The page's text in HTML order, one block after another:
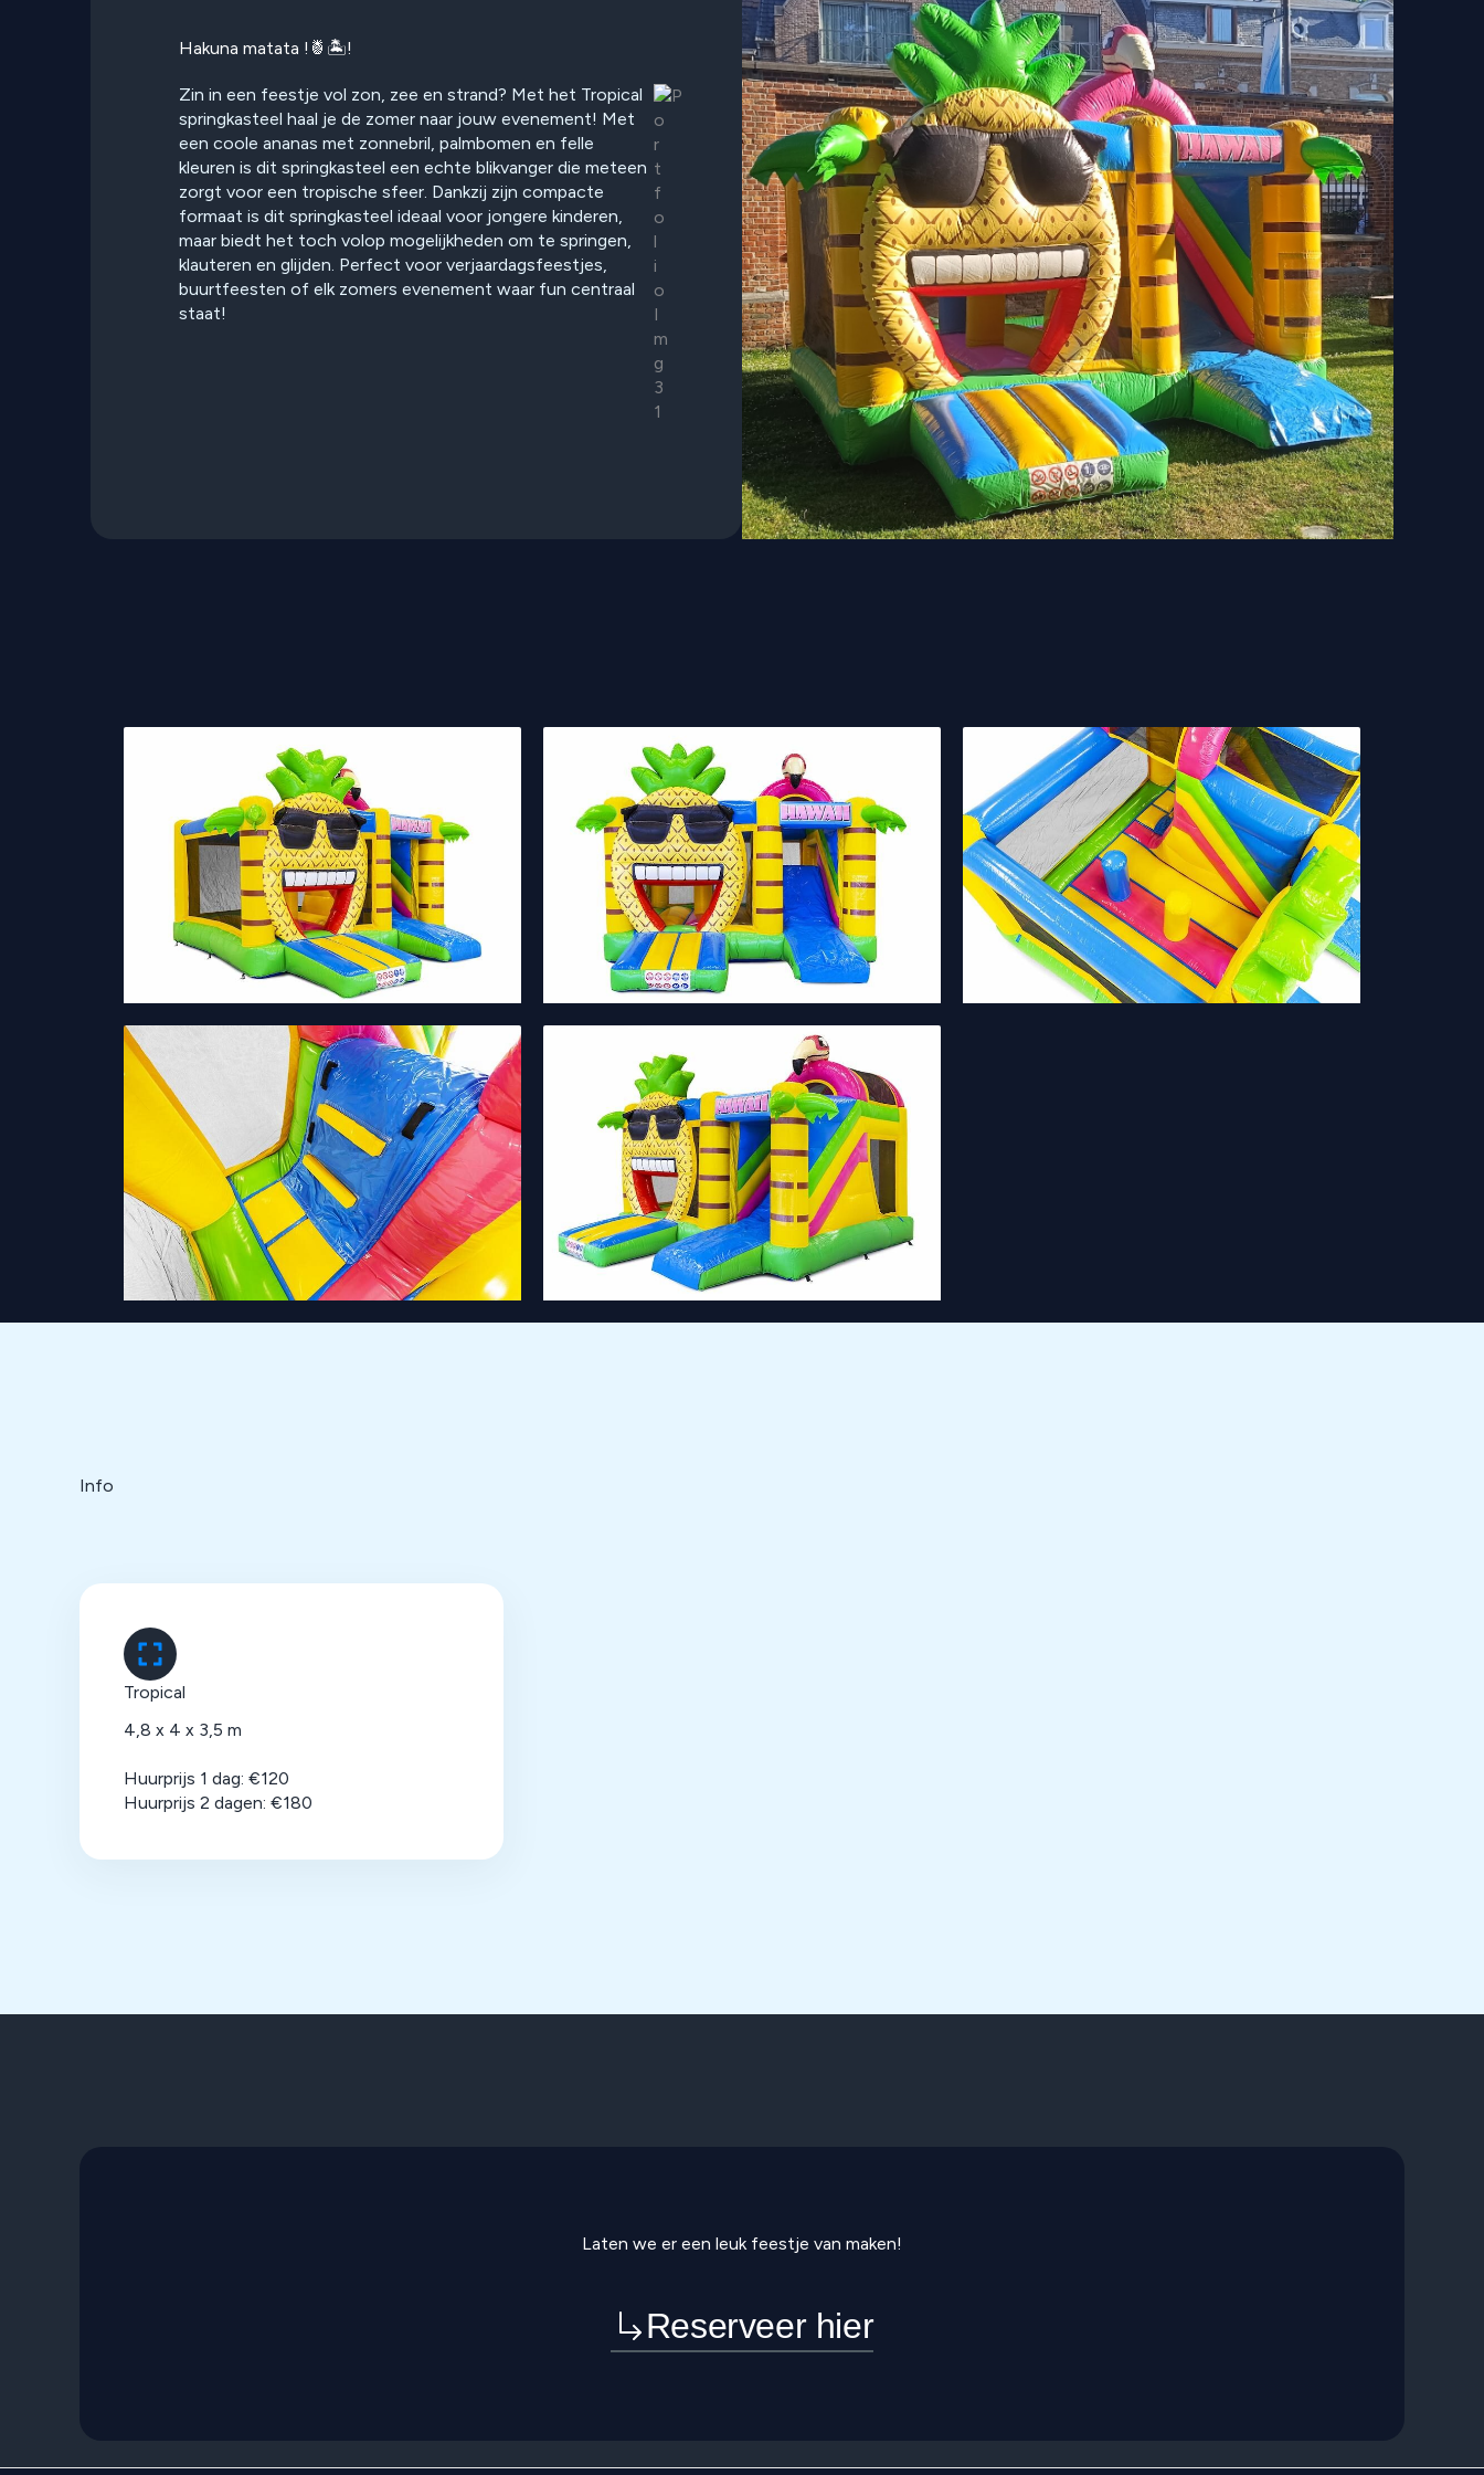
Hakuna matata !🍍🏝️!
Zin in een feestje vol zon, zee en strand? Met het Tropical
springkasteel haal je de zomer naar jouw evenement! Met
een coole ananas met zonnebril, palmbomen en felle
kleuren is dit springkasteel een echte blikvanger die meteen
zorgt voor een tropische sfeer. Dankzij zijn compacte
formaat is dit springkasteel ideaal voor jongere kinderen,
maar biedt het toch volop mogelijkheden om te springen,
klauteren en glijden. Perfect voor verjaardagsfeestjes,
buurtfeesten of elk zomers evenement waar fun centraal
staat!
Info
Tropical
4,8 x 4 x 3,5 m
Huurprijs 1 dag: €120
Huurprijs 2 dagen: €180
Laten we er een leuk feestje van maken!
Reserveer hier